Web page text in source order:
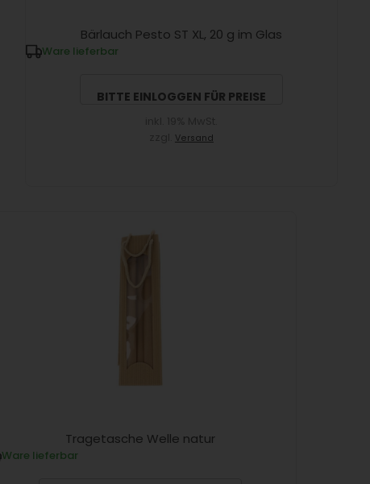
Bärlauch Pesto ST XL, 20 g im Glas
Ware lieferbar
BITTE EINLOGGEN FÜR PREISE
Versand
Tragetasche Welle natur
Ware lieferbar